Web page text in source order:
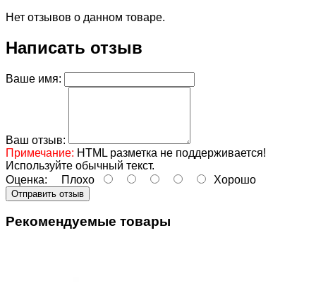
Нет отзывов о данном товаре.
Написать отзыв
Ваше имя:
Ваш отзыв:
Примечание: HTML разметка не поддерживается!
Используйте обычный текст.
Оценка: Плохо Хорошо
Отправить отзыв
Рекомендуемые товары